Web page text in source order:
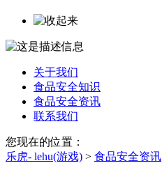
关于我们
食品安全知识
食品安全资讯
联系我们
您现在的位置：
乐虎- lehu(游戏) > 食品安全资讯